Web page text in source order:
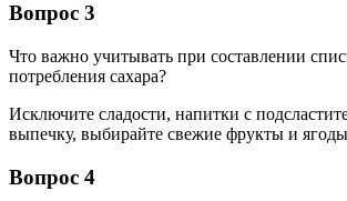
Вопрос 3
Что важно учитывать при составлении
потребления сахара?
Исключите сладости, напитки с
выпечку, выбирайте свежие фрукты и
Вопрос 4